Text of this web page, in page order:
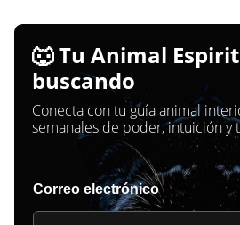
🐺 Tu Animal
buscando
Conecta con tu guía animal
semanales de poder, intuición y
Correo electrónico